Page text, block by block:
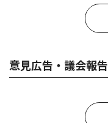
意見広告・議会報告